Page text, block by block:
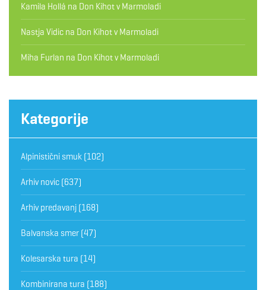
Kamila Hollá na Don Kihot v Marmoladi
Nastja Vidic na Don Kihot v Marmoladi
Miha Furlan na Don Kihot v Marmoladi
Kategorije
Alpinistični smuk (102)
Arhiv novic (637)
Arhiv predavanj (168)
Balvanska smer (47)
Kolesarska tura (14)
Kombinirana tura (188)